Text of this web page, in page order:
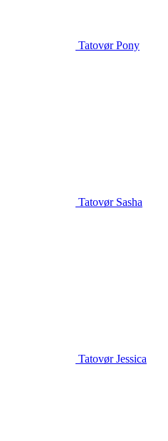
Tatovør Pony
Tatovør Sasha
Tatovør Jessica